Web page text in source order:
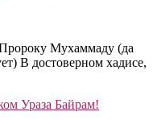
Мухаммаду (да
В достоверном хадисе,